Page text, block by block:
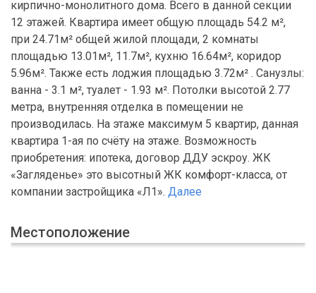
кирпично-монолитного дома. Всего в данной секции
12 этажей. Квартира имеет общую площадь 54.2 м²,
при 24.71м² общей жилой площади, 2 комнаты
площадью 13.01м², 11.7м², кухню 16.64м², коридор
5.96м². Также есть лоджия площадью 3.72м² . Санузлы:
ванна - 3.1 м², туалет - 1.93 м². Потолки высотой 2.77
метра, внутренняя отделка в помещении не
производилась. На этаже максимум 5 квартир, данная
квартира 1-ая по счёту на этаже. Возможность
приобретения: ипотека, договор ДДУ эскроу. ЖК
«Загляденье» это высотный ЖК комфорт-класса, от
компании застройщика «Л1». Далее
Местоположение